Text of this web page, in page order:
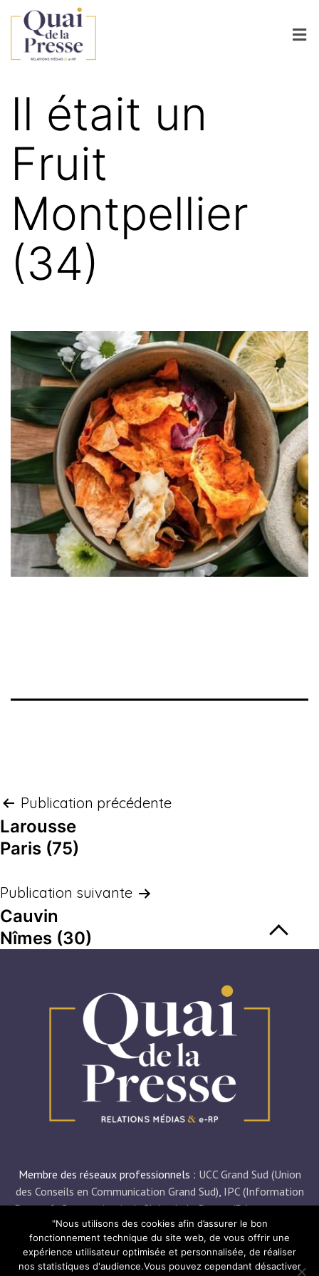
Il était un
Fruit
Montpellier
(34)
Publication précédente
Larousse
Paris (75)
Publication suivante
Cauvin
Nîmes (30)
Membre des réseaux professionnels : UCC Grand Sud (Union
des Conseils en Communication Grand Sud),IPC (Information
Presse & Communication),Clubs de la Presse (Départements
et84), AJT (Association des Journalistes du Tourisme)
FCE (Femmes Chefs d’Entreprise).
"Nous utilisons des cookies afin d’assurer le bon
fonctionnement technique du site web, de vous offrir une
expérience utilisateur optimisée et personnalisée, de réaliser
nos statistiques d'audience.Vous pouvez cependant désactiver